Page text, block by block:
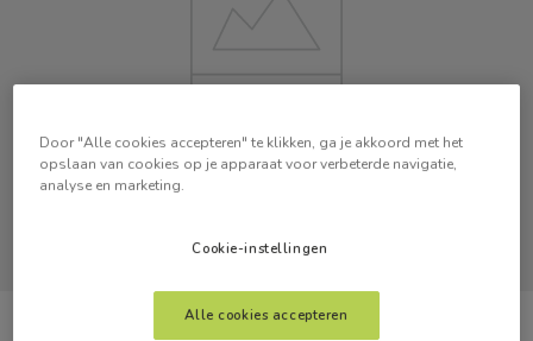
Door "Alle cookies accepteren" te klikken, ga je akkoord met het
opslaan van cookies op je apparaat voor verbeterde navigatie,
analyse en marketing.
Cookie-instellingen
Alle cookies accepteren